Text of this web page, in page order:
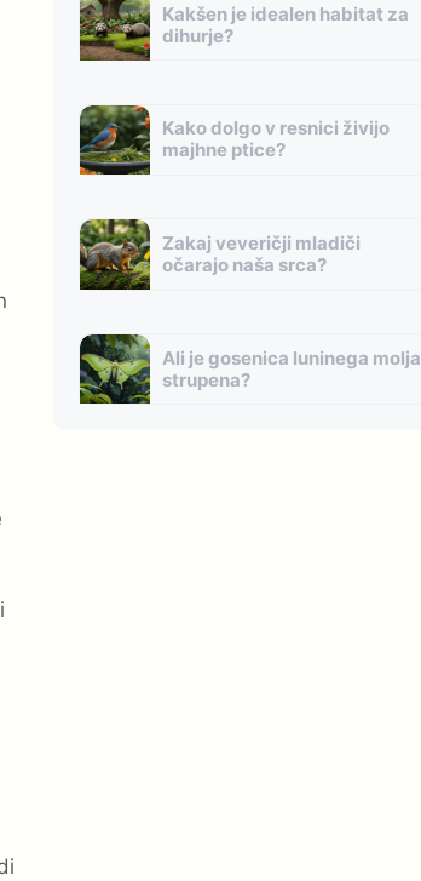
Kakšen je idealen habitat za
dihurje?
Kako dolgo v resnici živijo
majhne ptice?
Zakaj veveričji mladiči
očarajo naša srca?
Ali je gosenica luninega molja
strupena?